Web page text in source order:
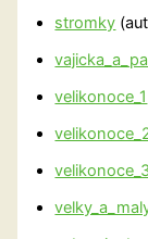
stromky
velikonoce_1